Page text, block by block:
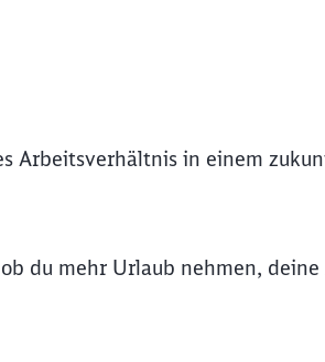
Arbeitsverhältnis in einem
du mehr Urlaub nehmen,